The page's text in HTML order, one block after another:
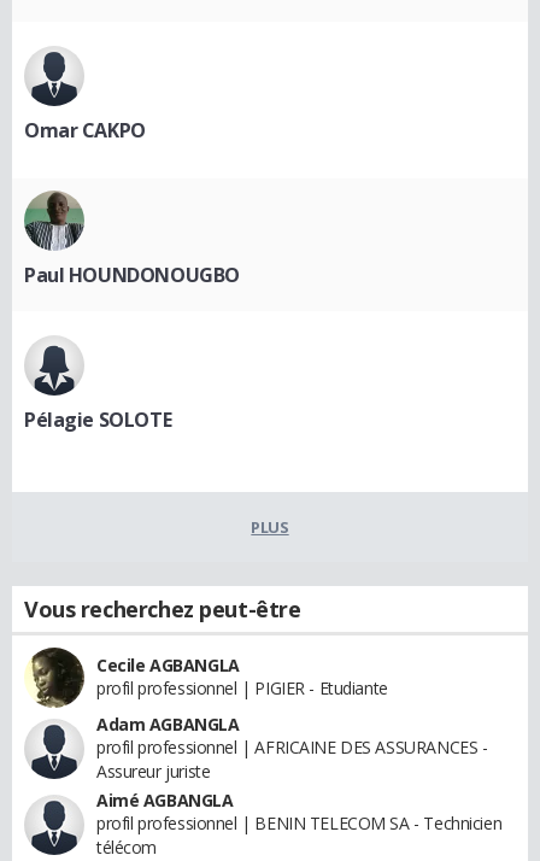
Omar CAKPO
Paul HOUNDONOUGBO
Pélagie SOLOTE
PLUS
Vous recherchez peut-être
Cecile AGBANGLA
profil professionnel | PIGIER - Etudiante
Adam AGBANGLA
profil professionnel | AFRICAINE DES ASSURANCES -
Assureur juriste
Aimé AGBANGLA
profil professionnel | BENIN TELECOM SA - Technicien
télécom